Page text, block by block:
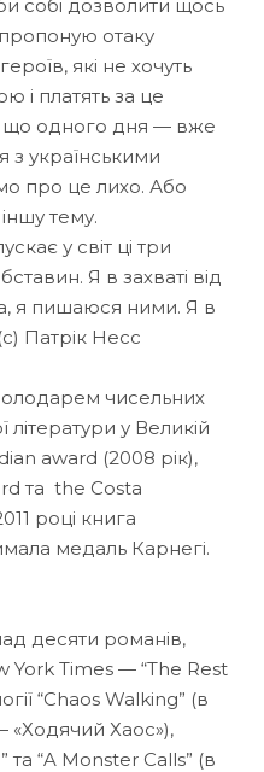
собі дозволити щось
отаку
які не хочуть
і платять за це
що одного дня — вже
з українськими
про це лихо. Або
тему.
у світ ці три
Я в захваті від
я пишаюся ними. Я в
Патрік Несс
чисельних
літератури у Великій
award (2008 рік),
та the Costa
році книга
медаль Карнегі.
десяти романів,
York Times — “The Rest
“Chaos Walking” (в
«Ходячий Хаос»),
та “A Monster Calls” (в